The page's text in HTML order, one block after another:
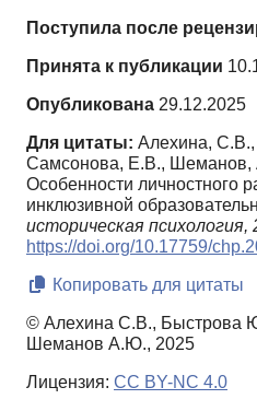
Поступила после
Принята к публикации
Опубликована 29.12.2025
Для цитаты: Алехина,
Самсонова, Е.В., Шеманов,
Особенности личностного
инклюзивной
историческая психология,
https://doi.org/10.17759/
Копировать для цитаты
© Алехина С.В., Быстрова
Шеманов А.Ю., 2025
Лицензия: CC BY-NC 4.0